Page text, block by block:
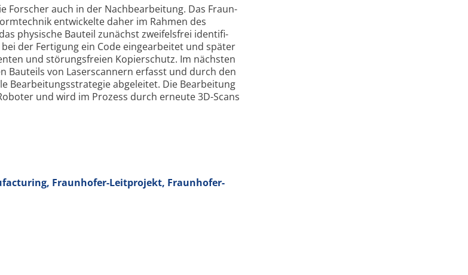
Forscher auch in der Nach­bearbeitung. Das Fraun­
entwickelte daher im Rahmen des
physische Bauteil zunächst zweifels­frei identi­fi­
der Fertigung ein Code ein­ge­arbeitet und später
und störungs­freien Kopier­schutz. Im nächsten
Bauteils von Laser­scannern erfasst und durch den
Bearbeitungs­strategie abgeleitet. Die Bearbeitung
und wird im Prozess durch erneute 3D-Scans
Fraunhofer-Leitprojekt, Fraunhofer-